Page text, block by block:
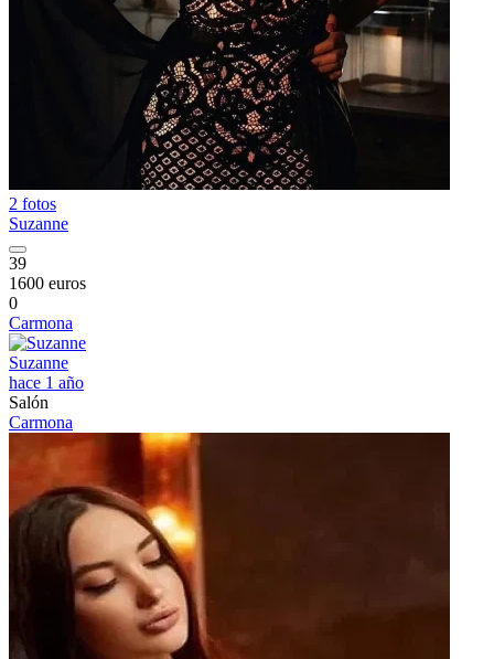
2 fotos
Suzanne
39
1600 euros
0
Carmona
Suzanne
hace 1 año
Salón
Carmona